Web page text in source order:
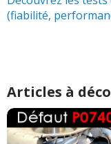
(fiabilité,
Articles à